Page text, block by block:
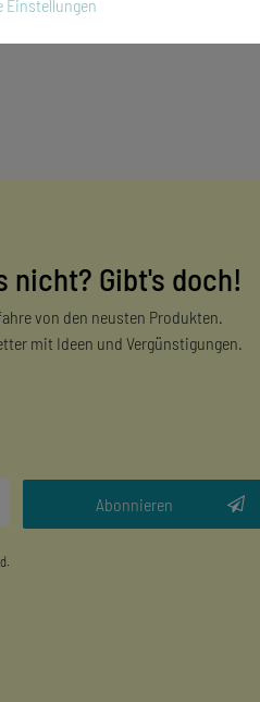
nicht? Gibt's doch!
von den neusten Produkten.
mit Ideen und Vergünstigungen.
Abonnieren
Einstellungen